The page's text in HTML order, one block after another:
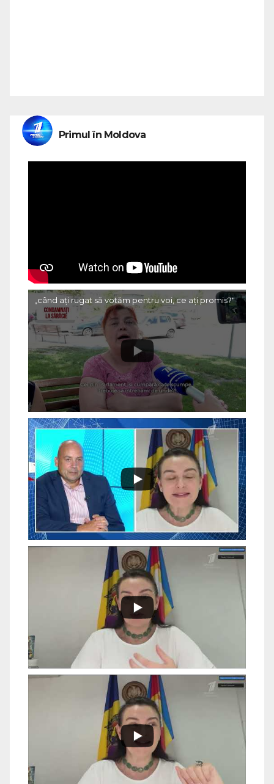
Primul în Moldova
„când ați rugat să votăm pentru voi, ce ați promis?"